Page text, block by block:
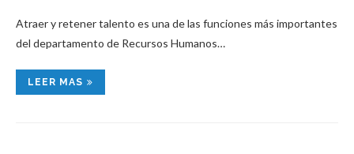
Atraer y retener talento es una de las funciones más importantes
del departamento de Recursos Humanos…
LEER MAS